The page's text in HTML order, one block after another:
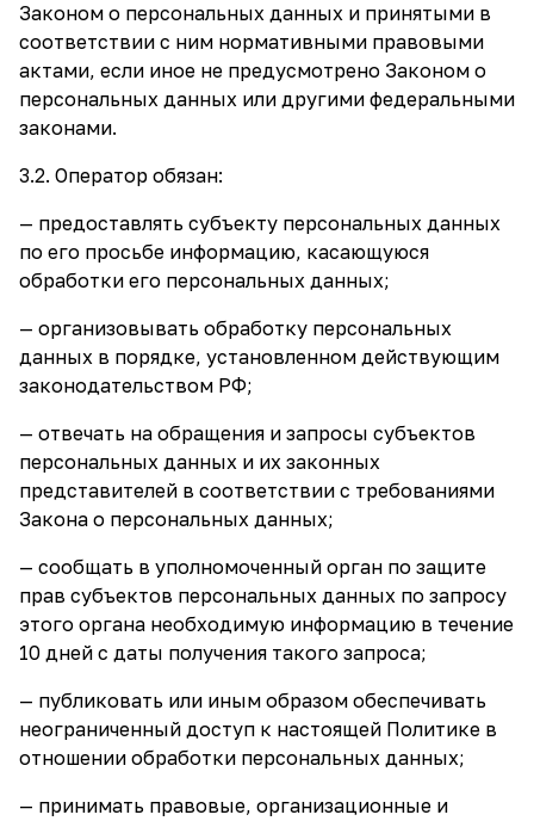
Законом о персональных данных и принятыми в
соответствии с ним нормативными правовыми
актами, если иное не предусмотрено Законом о
персональных данных или другими федеральными
законами.
3.2. Оператор обязан:
— предоставлять субъекту персональных данных
по его просьбе информацию, касающуюся
обработки его персональных данных;
— организовывать обработку персональных
данных в порядке, установленном действующим
законодательством РФ;
— отвечать на обращения и запросы субъектов
персональных данных и их законных
представителей в соответствии с требованиями
Закона о персональных данных;
— сообщать в уполномоченный орган по защите
прав субъектов персональных данных по запросу
этого органа необходимую информацию в течение
10 дней с даты получения такого запроса;
— публиковать или иным образом обеспечивать
неограниченный доступ к настоящей Политике в
отношении обработки персональных данных;
— принимать правовые, организационные и